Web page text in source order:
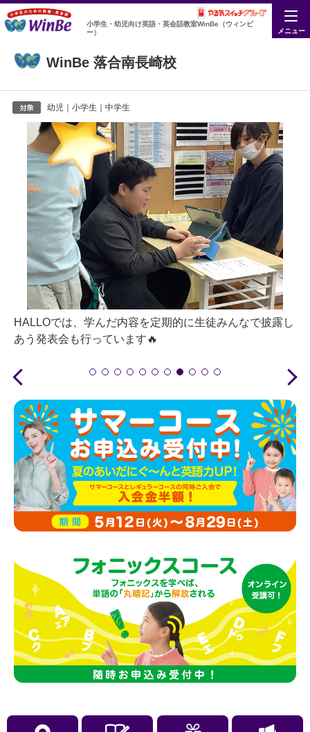
メニュー
小学生・幼児向け英語・英会話教室WinBe（ウィンビ
ー）
WinBe 落合南長崎校
幼児｜小学生｜中学生
HALLOでは、学んだ内容を定期的に生徒みんなで披露し
あう発表会も行っています🔥